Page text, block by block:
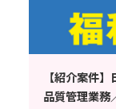
【紹介案件
品質管理業務